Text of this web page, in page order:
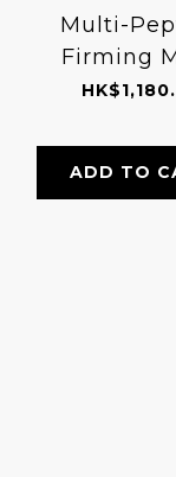
Multi-
Firming
ADD TO